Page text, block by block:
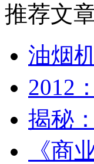
推荐文
油烟
2012
揭秘
《商